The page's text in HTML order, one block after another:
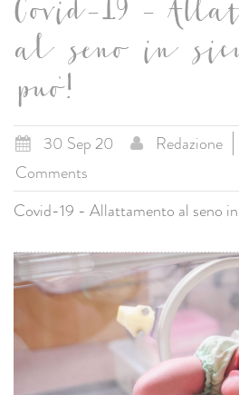
Covid-19 -
al seno in
puo'!
30 Sep 20 Redazione
Comments
Covid-19 - Allattamento al seno in